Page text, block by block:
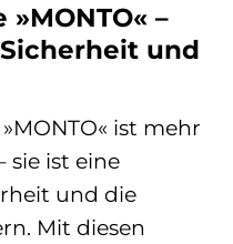
»MONTO« –
und
ist mehr
sie ist eine
und die
Mit diesen